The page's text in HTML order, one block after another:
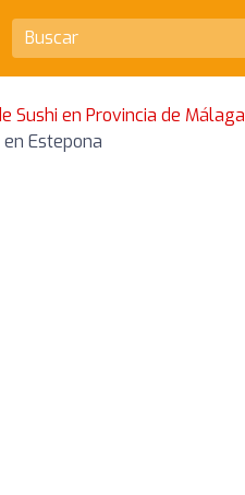
Sushi en Provincia de Málaga
Estepona